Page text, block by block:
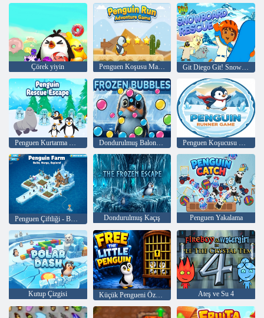
Çörek yiyin Penguen Koşusu Macera Oyunu Git Diego Git! Snowboard Kurtarma
Penguen Kurtarma Kaçış Dondurulmuş Baloncuklar Penguen Koşucusu Oyunu
Dondurulmuş Kaçış Penguen Yakalama
Kutup Çizgisi Küçük Pengueni Özgür Bırakın Ateş ve Su 4